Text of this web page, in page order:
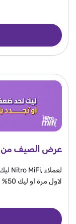
عرض الصيف من Nitro MiFi
لاول مرة او ليك 50% زيادة عند تجديد باقتك.